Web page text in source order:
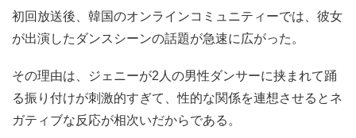
初回放送後、韓国のオンラインコミュニティーでは、彼女
が出演したダンスシーンの話題が急速に広がった。
その理由は、ジェニーが2人の男性ダンサーに挟まれて踊
る振り付けが刺激的すぎて、性的な関係を連想させるとネ
ガティブな反応が相次いだからである。